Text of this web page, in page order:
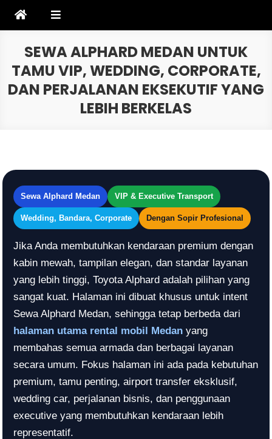
SEWA ALPHARD MEDAN UNTUK
TAMU VIP, WEDDING, CORPORATE,
DAN PERJALANAN EKSEKUTIF YANG
LEBIH BERKELAS
Sewa Alphard Medan VIP & Executive Transport
Wedding, Bandara, Corporate Dengan Sopir Profesional
Jika Anda membutuhkan kendaraan premium dengan
kabin mewah, tampilan elegan, dan standar layanan
yang lebih tinggi, Toyota Alphard adalah pilihan yang
sangat kuat. Halaman ini dibuat khusus untuk intent
Sewa Alphard Medan, sehingga tetap berbeda dari
halaman utama rental mobil Medan yang
membahas semua armada dan berbagai layanan
secara umum. Fokus halaman ini ada pada kebutuhan
premium, tamu penting, airport transfer eksklusif,
wedding car, perjalanan bisnis, dan penggunaan
executive yang membutuhkan kendaraan lebih
representatif.